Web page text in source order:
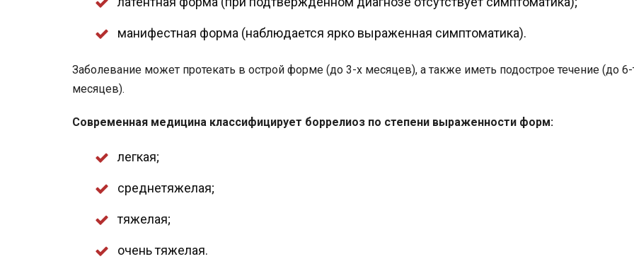
манифестная форма (наблюдается ярко выраженная симптоматика).
Заболевание может протекать в острой форме (до 3-х месяцев), а также иметь подострое течение (до 6-
месяцев).
Современная медицина классифицирует боррелиоз по степени выраженности форм:
легкая;
среднетяжелая;
тяжелая;
очень тяжелая.